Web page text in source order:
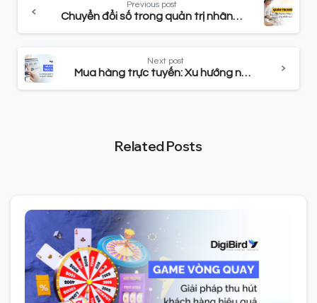
Previous post
Chuyển đổi số trong quản trị nhân sự: Những kỹ năng cần thiết cho nhân sự hiện nay
Next post
Mua hàng trực tuyến: Xu hướng người tiêu dùng và doanh nghiệp hiện nay?
Related Posts